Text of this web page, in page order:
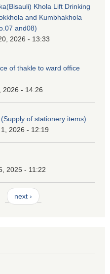
Khola Lift Drinking
and Kumbhakhola
and08)
2026 - 13:33
of thakle to ward office
2026 - 14:26
(Supply of stationery items)
2026 - 12:19
2025 - 11:22
next ›